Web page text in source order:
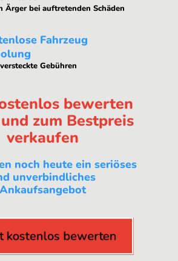
Ärger bei auftretenden Schäden
Fahrzeug
Gebühren
bewerten
zum Bestpreis
verkaufen
noch heute ein seriöses
unverbindliches
Ankaufsangebot
kostenlos bewerten